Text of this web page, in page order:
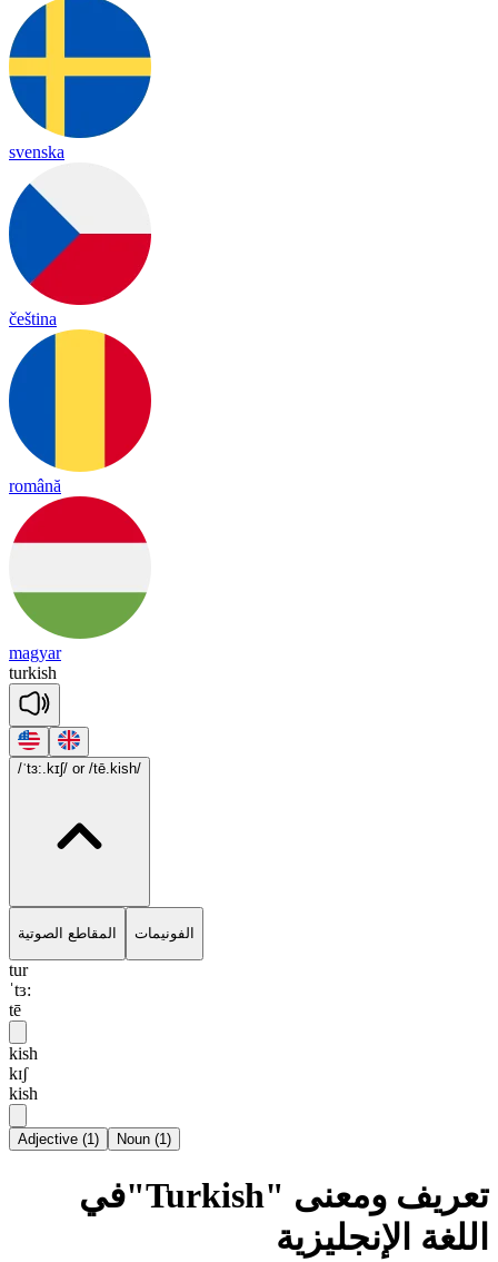
svenska
čeština
română
magyar
turkish
/ˈtɜ:.kɪʃ/ or /tē.kish/
المقاطع الصوتية الفونيمات
tur
ˈtɜ:
tē
kish
kɪʃ
kish
Adjective (1) Noun (1)
تعريف ومعنى "Turkish"في
اللغة الإنجليزية